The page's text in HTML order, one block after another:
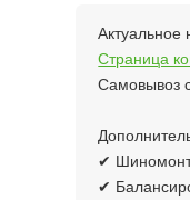
Актуальное
Страница
Самовывоз
✔
✔